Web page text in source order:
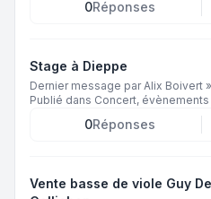
0Réponses
Stage à Dieppe
Dernier message parAlix Boivert »
Publié dans Concert, évènements
0Réponses
Vente basse de viole Guy